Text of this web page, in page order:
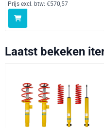
Prijs excl. btw: €570,57
Laatst bekeken